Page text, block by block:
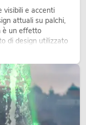
visibili e accenti
attuali su palchi,
è un effetto
di design utilizzato
carattere alle